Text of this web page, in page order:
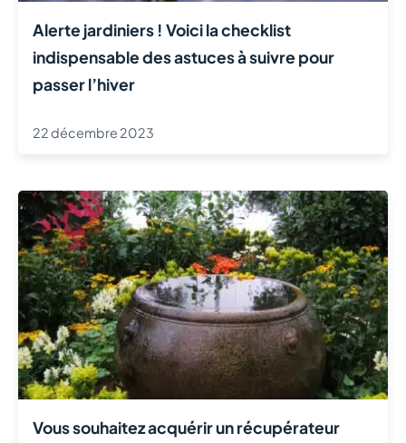
Alerte jardiniers ! Voici la checklist
indispensable des astuces à suivre pour
passer l’hiver
22 décembre 2023
Vous souhaitez acquérir un récupérateur